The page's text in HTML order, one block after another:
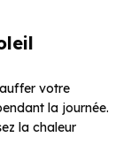
votre
la journée.
la chaleur